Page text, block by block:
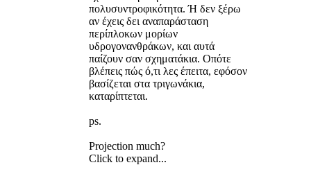
πολυσυντροφικότητα. Ή δεν ξέρω
αν έχεις δει αναπαράσταση
περίπλοκων μορίων
υδρογονανθράκων, και αυτά
παίζουν σαν σχηματάκια. Οπότε
βλέπεις πώς ό,τι λες έπειτα, εφόσον
βασίζεται στα τριγωνάκια,
καταρίπτεται.
ps.
Projection much?
Click to expand...